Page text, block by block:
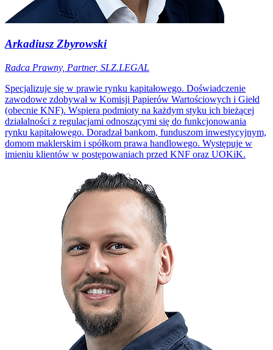
Arkadiusz Zbyrowski
Radca Prawny, Partner, SLZ.LEGAL
Specjalizuje się w prawie rynku kapitałowego. Doświadczenie
zawodowe zdobywał w Komisji Papierów Wartościowych i Giełd
(obecnie KNF). Wspiera podmioty na każdym styku ich bieżącej
działalności z regulacjami odnoszącymi się do funkcjonowania
rynku kapitałowego. Doradzał bankom, funduszom inwestycyjnym,
domom maklerskim i spółkom prawa handlowego. Występuje w
imieniu klientów w postępowaniach przed KNF oraz UOKiK.